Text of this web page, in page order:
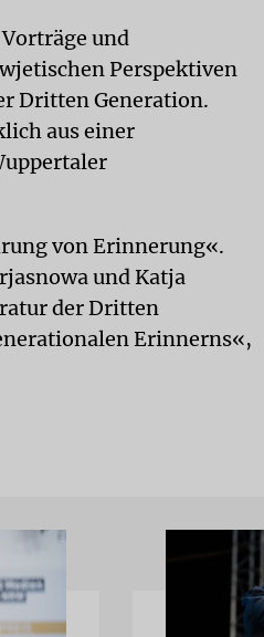
und
Perspektiven
Dritten Generation.
aus einer
von Erinnerung«.
und Katja
der Dritten
Erinnerns«,